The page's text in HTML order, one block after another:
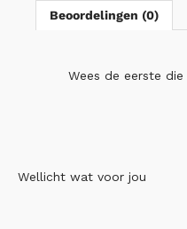
Beoordelingen (0)
Wees de eerste die
Wellicht wat voor jou